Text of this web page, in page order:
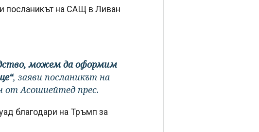
посланикът на САЩ в Ливан
можем да оформим
, заяви посланикът на
от Асошиейтед прес.
благодари на Тръмп за